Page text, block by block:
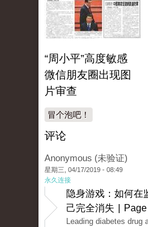
“周小平”高度敏感
微信朋友圈出现图
片审查
冒个泡吧！
评论
Anonymous (未验证)
星期三, 04/17/2019 - 08:49
永久连接
隐身游戏：如何在
己完全消失 |
Leading diabetes drug